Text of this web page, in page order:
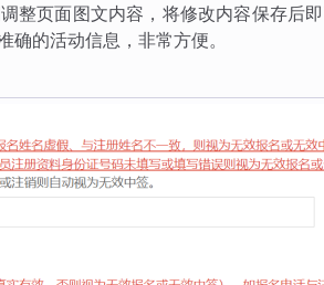
整页面图文内容，将修改内容保存后
的活动信息，非常方便。